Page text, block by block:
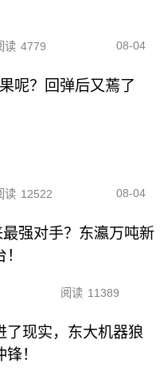
读 4779 08-04
呢？回弹后又蔫了
读 12522 08-04
强对手？东瀛万吨新
阅读 11389
了现实，东大机器狼
！